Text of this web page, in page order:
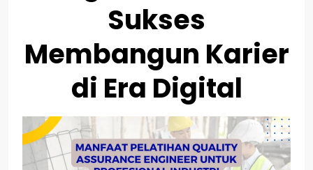
Sukses
Membangun Karier
di Era Digital